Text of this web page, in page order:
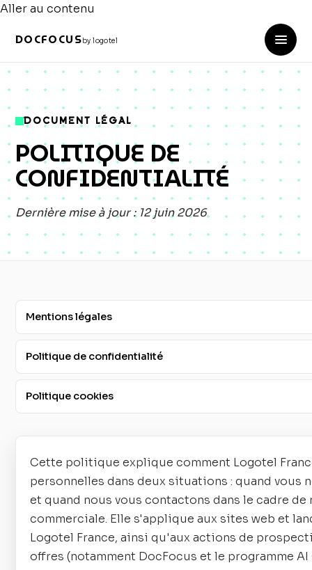
Aller au contenu
DOCFOCUSby logotel
DOCUMENT LÉGAL
POLITIQUE DE
CONFIDENTIALITÉ
Dernière mise à jour : 12 juin 2026
Mentions légales
Politique de confidentialité
Politique cookies
Cette politique explique comment Logotel
personnelles dans deux situations : quand vous
et quand nous vous contactons dans le cadre
commerciale. Elle s'applique aux sites web et
Logotel France, ainsi qu'aux actions de
offres (notamment DocFocus et le programme AI